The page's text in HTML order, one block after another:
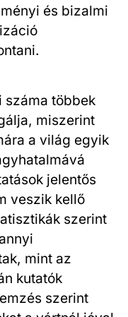
és bizalmi
száma többek
miszerint
a világ egyik
jelentős
veszik kellő
szerint
mint az
kutatók
szerint